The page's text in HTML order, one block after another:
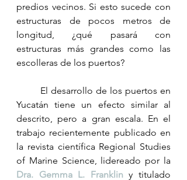
predios vecinos. Si esto sucede con
estructuras de pocos metros de
longitud, ¿qué pasará con
estructuras más grandes como las
escolleras de los puertos?
Yucatán tiene un efecto similar al
descrito, pero a gran escala. En el
trabajo recientemente publicado en
la revista científica Regional Studies
Dra. Gemma L. Franklin